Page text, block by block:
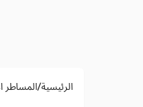
الرئيسية/المساطر